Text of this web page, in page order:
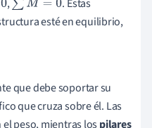
,∑M=0
. Estas
esté en equilibrio,
que debe soportar su
que cruza sobre él. Las
peso, mientras lospilares